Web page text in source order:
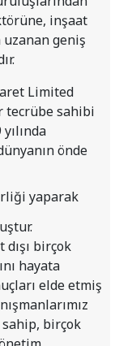
Limited
sahibi
önde
yaparak
dışı birçok
elde etmiş
birçok
kariyer sahibi